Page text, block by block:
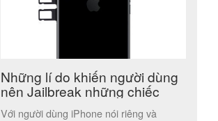
Những lí do khiến người dùng
nên Jailbreak những chiếc
iPhone của mình
Với người dùng iPhone nói riêng và